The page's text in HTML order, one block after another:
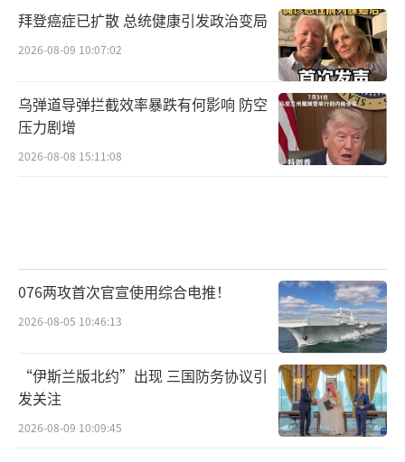
拜登癌症已扩散 总统健康引发政治变局
2026-08-09 10:07:02
乌弹道导弹拦截效率暴跌有何影响 防空
压力剧增
2026-08-08 15:11:08
076两攻首次官宣使用综合电推！
2026-08-05 10:46:13
“伊斯兰版北约”出现 三国防务协议引
发关注
2026-08-09 10:09:45